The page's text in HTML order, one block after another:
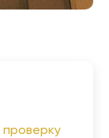
проверку